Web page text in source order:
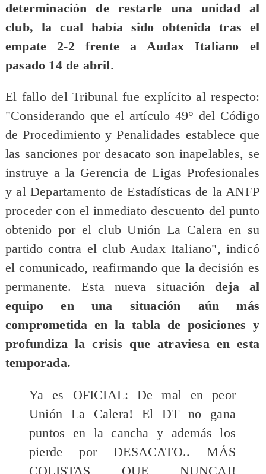
determinación de restarle una unidad al
club, la cual había sido obtenida tras el
empate 2-2 frente a Audax Italiano el
pasado 14 de abril.
El fallo del Tribunal fue explícito al respecto:
"Considerando que el artículo 49° del Código
de Procedimiento y Penalidades establece que
las sanciones por desacato son inapelables, se
instruye a la Gerencia de Ligas Profesionales
y al Departamento de Estadísticas de la ANFP
proceder con el inmediato descuento del punto
obtenido por el club Unión La Calera en su
partido contra el club Audax Italiano", indicó
el comunicado, reafirmando que la decisión es
permanente. Esta nueva situación deja al
equipo en una situación aún más
comprometida en la tabla de posiciones y
profundiza la crisis que atraviesa en esta
temporada.
Ya es OFICIAL: De mal en peor
Unión La Calera! El DT no gana
puntos en la cancha y además los
pierde por DESACATO.. MÁS
COLISTAS QUE NUNCA!!